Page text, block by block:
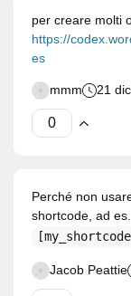
per creare molti
https://
es
mmm 21
Perché non
shortcode, ad es.
Jacob Peattie